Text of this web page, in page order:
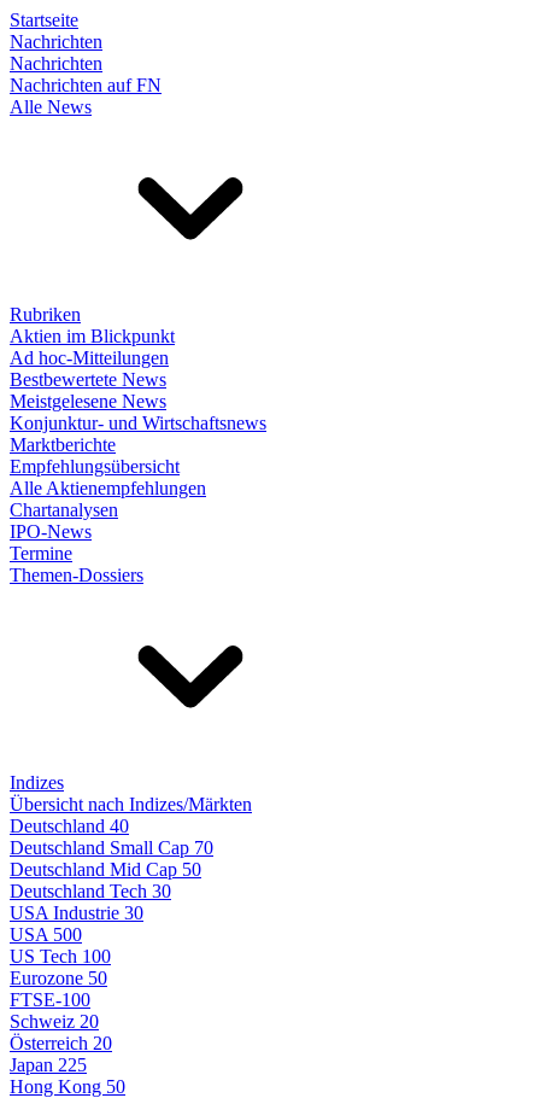
Startseite
Nachrichten
Nachrichten
Nachrichten auf FN
Alle News
Rubriken
Aktien im Blickpunkt
Ad hoc-Mitteilungen
Bestbewertete News
Meistgelesene News
Konjunktur- und Wirtschaftsnews
Marktberichte
Empfehlungsübersicht
Alle Aktienempfehlungen
Chartanalysen
IPO-News
Termine
Themen-Dossiers
Indizes
Übersicht nach Indizes/Märkten
Deutschland 40
Deutschland Small Cap 70
Deutschland Mid Cap 50
Deutschland Tech 30
USA Industrie 30
USA 500
US Tech 100
Eurozone 50
FTSE-100
Schweiz 20
Österreich 20
Japan 225
Hong Kong 50